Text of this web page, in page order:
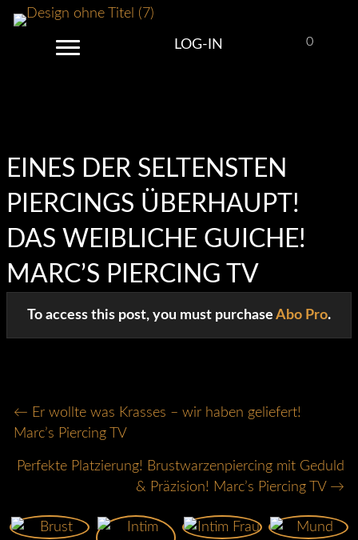
LOG-IN 0
EINES DER SELTENSTEN
PIERCINGS ÜBERHAUPT!
DAS WEIBLICHE GUICHE!
MARC’S PIERCING TV
To access this post, you must purchase Abo Pro.
POSTS
← Er wollte was Krasses – wir haben geliefert!
Marc’s Piercing TV
Perfekte Platzierung! Brustwarzenpiercing mit Geduld
& Präzision! Marc’s Piercing TV →